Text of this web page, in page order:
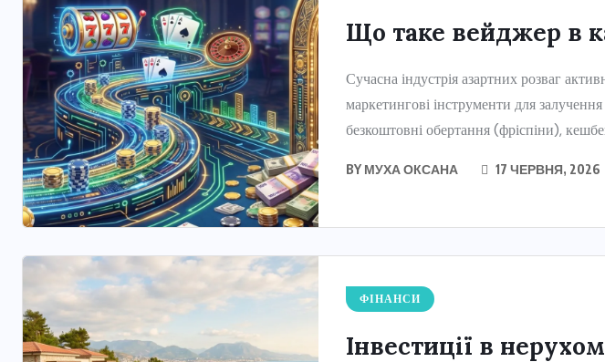
Що таке вейджер в
Сучасна індустрія азартних розваг
маркетингові інструменти для залучення
безкоштовні обертання (фріспіни),
BY МУХА ОКСАНА 17 ЧЕРВНЯ, 2026
ФІНАНСИ
Інвестиції в